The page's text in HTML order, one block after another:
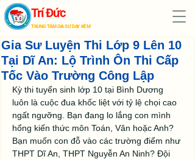
Trí Đức
TRUNG TÂM GIA SƯ DẠY KÈM
Gia Sư Luyện Thi Lớp 9 Lên 10
Tại Dĩ An: Lộ Trình Ôn Thi Cấp
Tốc Vào Trường Công Lập
Kỳ thi tuyển sinh lớp 10 tại Bình Dương
luôn là cuộc đua khốc liệt với tỷ lệ chọi cao
ngất ngưỡng. Bạn đang lo lắng con mình
hổng kiến thức môn Toán, Văn hoặc Anh?
Bạn muốn con đỗ vào các trường điểm như
THPT Dĩ An, THPT Nguyễn An Ninh? Đội